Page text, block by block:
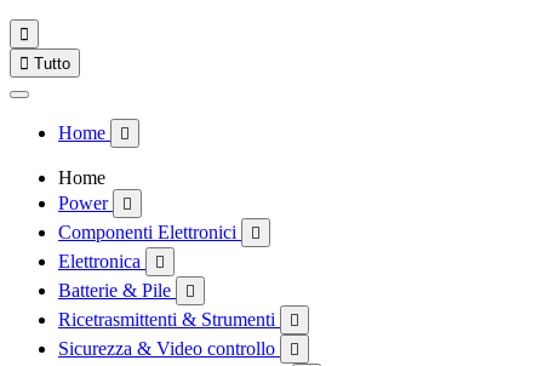

 Tutto
Home 
Home
Power

Componenti Elettronici 
Elettronica 
Batterie & Pile 
Ricetrasmittenti & Strumenti 
Sicurezza & Video controllo 